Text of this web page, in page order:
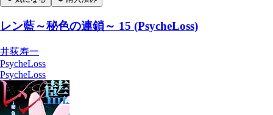
PsycheLoss
2024/05/01